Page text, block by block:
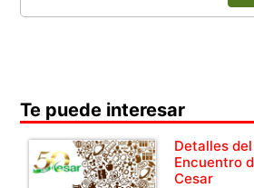
Te puede interesar
Detalles
Encuentro
Cesar